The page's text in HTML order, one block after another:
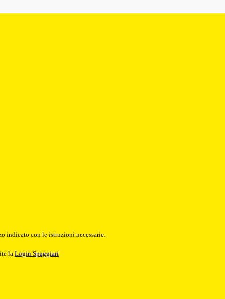
indicato con le istruzioni necessarie.
la Login Spaggiari